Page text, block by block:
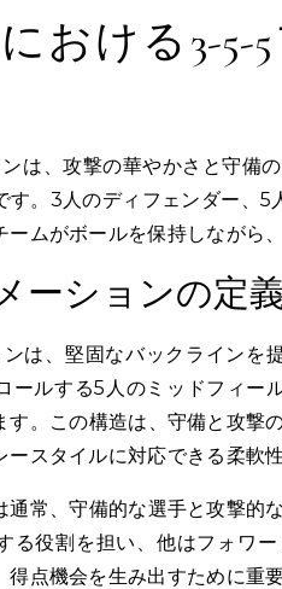
おける3-5-
は、攻撃の華やかさと守備
す。3人のディフェンダー、5
ームがボールを保持しながら
ーションの定
は、堅固なバックラインを
ールする5人のミッドフィー
す。この構造は、守備と攻撃
スタイルに対応できる柔軟
通常、守備的な選手と攻撃的
る役割を担い、他はフォワ
点機会を生み出すために重要